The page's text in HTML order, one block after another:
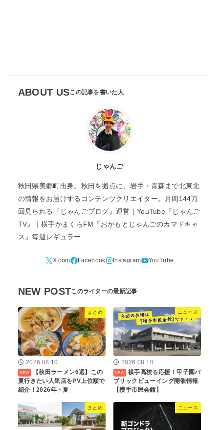
ABOUT US
じゃんご
秋田県美郷町出身。秋田を拠点に、岩手・青森まで北東北
の情報をお届けするコンテンツクリエイター。月間144万
回見られる『じゃんごブログ』運営｜YouTube『じゃんご
TV』｜横手かまくらFM『おかもとじゃんごのカマドキャ
ス』毎週レギュラー
NEW POST
まとめ
2026.08.10
【秋田ラーメン6選】この
夏行きたい人気店をPV上位順で
紹介！2026年・夏
ニュース
2026.08.10
横手高校を応援！甲子園パ
ブリックビューイング開催情報
【横手市民会館】
まとめ ニュース